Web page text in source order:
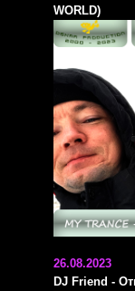
WORLD)
26.08.2023
DJ Friend -